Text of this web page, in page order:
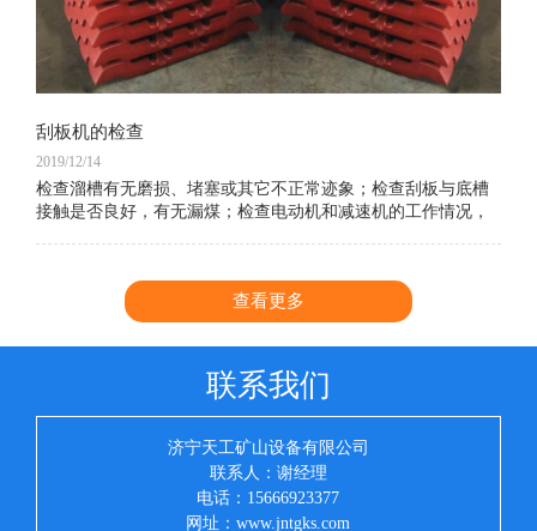
刮板机的检查
2019/12/14
检查溜槽有无磨损、堵塞或其它不正常迹象；检查刮板与底槽
接触是否良好，有无漏煤；检查电动机和减速机的工作情况，
查看更多
联系我们
济宁天工矿山设备有限公司
联系人：谢经理
电话：15666923377
网址：www.jntgks.com